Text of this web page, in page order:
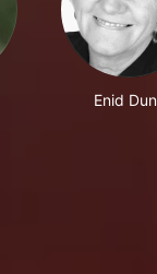
Enid